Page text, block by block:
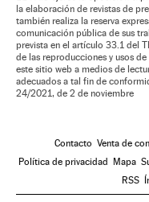
la elaboración de revistas de
también realiza la reserva
comunicación pública de sus
prevista en el artículo 33.1 del
de las reproducciones y usos
este sitio web a medios de
adecuados a tal fin de
24/2021, de 2 de noviembre
Contacto Venta de
Política de privacidad
Mapa
RSS